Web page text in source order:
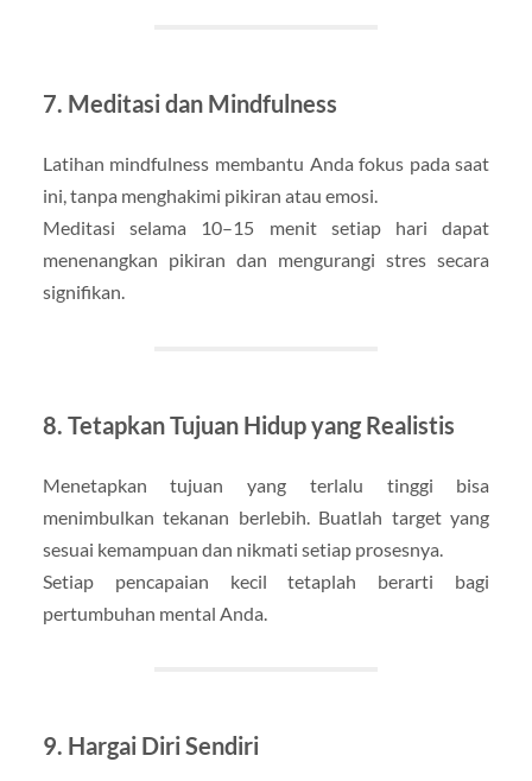
7. Meditasi dan Mindfulness
Latihan mindfulness membantu Anda fokus pada saat
ini, tanpa menghakimi pikiran atau emosi.
Meditasi selama 10–15 menit setiap hari dapat
menenangkan pikiran dan mengurangi stres secara
signifikan.
8. Tetapkan Tujuan Hidup yang Realistis
Menetapkan tujuan yang terlalu tinggi bisa
menimbulkan tekanan berlebih. Buatlah target yang
sesuai kemampuan dan nikmati setiap prosesnya.
Setiap pencapaian kecil tetaplah berarti bagi
pertumbuhan mental Anda.
9. Hargai Diri Sendiri